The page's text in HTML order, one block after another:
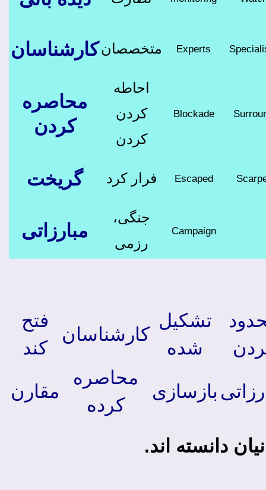
کارشناسانمتخصصان Experts
محاصره
کردن
احاطه
کردن
کردن
Blockade
گریخت فرار کرد Escaped
مبارزاتی
جنگی،
رزمی
Campaign
فتح
کند
کارشناسان
تشکیل
شده
مقارن
محاصره
کرده
بازسازی